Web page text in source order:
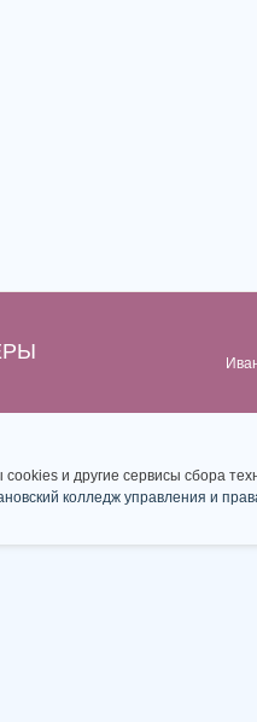
и другие сервисы сбора
колледж управления и